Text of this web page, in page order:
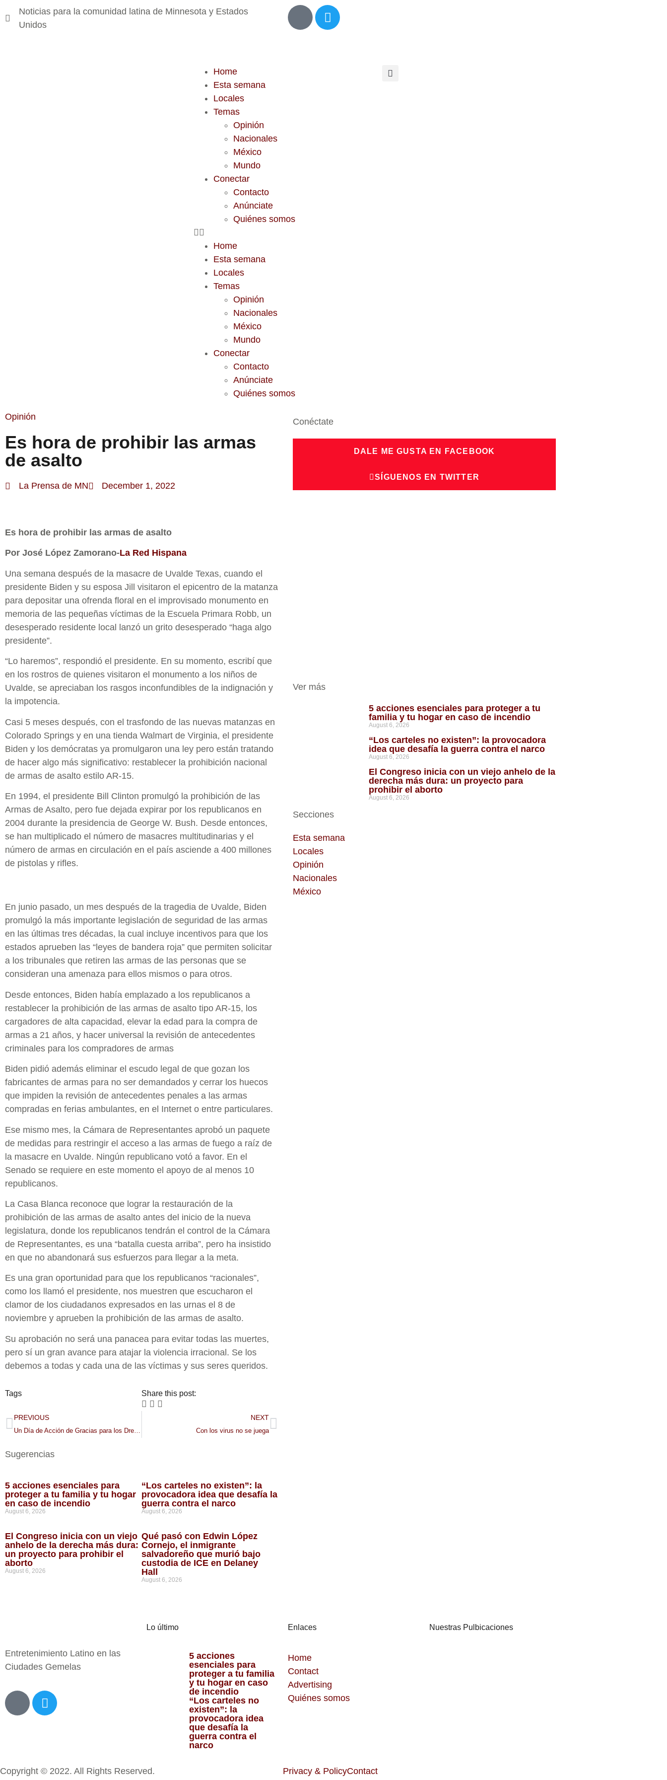
Noticias para la comunidad latina de Minnesota y Estados
Unidos
Home
Esta semana
Locales
Temas
Opinión
Nacionales
México
Mundo
Conectar
Contacto
Anúnciate
Quiénes somos
Home
Esta semana
Locales
Temas
Opinión
Nacionales
México
Mundo
Conectar
Contacto
Anúnciate
Quiénes somos
Opinión
Es hora de prohibir las armas
de asalto
La Prensa de MN December 1, 2022
Es hora de prohibir las armas de asalto
Por José López Zamorano-La Red Hispana
Una semana después de la masacre de Uvalde Texas, cuando el
presidente Biden y su esposa Jill visitaron el epicentro de la matanza
para depositar una ofrenda floral en el improvisado monumento en
memoria de las pequeñas víctimas de la Escuela Primara Robb, un
desesperado residente local lanzó un grito desesperado “haga algo
presidente”.
“Lo haremos”, respondió el presidente. En su momento, escribí que
en los rostros de quienes visitaron el monumento a los niños de
Uvalde, se apreciaban los rasgos inconfundibles de la indignación y
la impotencia.
Casi 5 meses después, con el trasfondo de las nuevas matanzas en
Colorado Springs y en una tienda Walmart de Virginia, el presidente
Biden y los demócratas ya promulgaron una ley pero están tratando
de hacer algo más significativo: restablecer la prohibición nacional
de armas de asalto estilo AR-15.
En 1994, el presidente Bill Clinton promulgó la prohibición de las
Armas de Asalto, pero fue dejada expirar por los republicanos en
2004 durante la presidencia de George W. Bush. Desde entonces,
se han multiplicado el número de masacres multitudinarias y el
número de armas en circulación en el país asciende a 400 millones
de pistolas y rifles.
En junio pasado, un mes después de la tragedia de Uvalde, Biden
promulgó la más importante legislación de seguridad de las armas
en las últimas tres décadas, la cual incluye incentivos para que los
estados aprueben las “leyes de bandera roja” que permiten solicitar
a los tribunales que retiren las armas de las personas que se
consideran una amenaza para ellos mismos o para otros.
Desde entonces, Biden había emplazado a los republicanos a
restablecer la prohibición de las armas de asalto tipo AR-15, los
cargadores de alta capacidad, elevar la edad para la compra de
armas a 21 años, y hacer universal la revisión de antecedentes
criminales para los compradores de armas
Biden pidió además eliminar el escudo legal de que gozan los
fabricantes de armas para no ser demandados y cerrar los huecos
que impiden la revisión de antecedentes penales a las armas
compradas en ferias ambulantes, en el Internet o entre particulares.
Ese mismo mes, la Cámara de Representantes aprobó un paquete
de medidas para restringir el acceso a las armas de fuego a raíz de
la masacre en Uvalde. Ningún republicano votó a favor. En el
Senado se requiere en este momento el apoyo de al menos 10
republicanos.
La Casa Blanca reconoce que lograr la restauración de la
prohibición de las armas de asalto antes del inicio de la nueva
legislatura, donde los republicanos tendrán el control de la Cámara
de Representantes, es una “batalla cuesta arriba”, pero ha insistido
en que no abandonará sus esfuerzos para llegar a la meta.
Es una gran oportunidad para que los republicanos “racionales”,
como los llamó el presidente, nos muestren que escucharon el
clamor de los ciudadanos expresados en las urnas el 8 de
noviembre y aprueben la prohibición de las armas de asalto.
Su aprobación no será una panacea para evitar todas las muertes,
pero sí un gran avance para atajar la violencia irracional. Se los
debemos a todas y cada una de las víctimas y sus seres queridos.
Tags Share this post:
PREVIOUS
Un Día de Acción de Gracias para los Dreamers
NEXT
Con los virus no se juega
Sugerencias
5 acciones esenciales para
proteger a tu familia y tu hogar
en caso de incendio
August 6, 2026
“Los carteles no existen”: la
provocadora idea que desafía la
guerra contra el narco
August 6, 2026
El Congreso inicia con un viejo
anhelo de la derecha más dura:
un proyecto para prohibir el
aborto
August 6, 2026
Qué pasó con Edwin López
Cornejo, el inmigrante
salvadoreño que murió bajo
custodia de ICE en Delaney
Hall
August 6, 2026
Conéctate
DALE ME GUSTA EN FACEBOOK
SÍGUENOS EN TWITTER
Ver más
5 acciones esenciales para proteger a tu
familia y tu hogar en caso de incendio
August 6, 2026
“Los carteles no existen”: la provocadora
idea que desafía la guerra contra el narco
August 6, 2026
El Congreso inicia con un viejo anhelo de la
derecha más dura: un proyecto para
prohibir el aborto
August 6, 2026
Secciones
Esta semana
Locales
Opinión
Nacionales
México
Entretenimiento Latino en las
Ciudades Gemelas
Lo último
5 acciones
esenciales para
proteger a tu familia
y tu hogar en caso
de incendio
“Los carteles no
existen”: la
provocadora idea
que desafía la
guerra contra el
narco
Enlaces
Home
Contact
Advertising
Quiénes somos
Nuestras Pulbicaciones
Copyright © 2022. All Rights Reserved. Privacy & PolicyContact